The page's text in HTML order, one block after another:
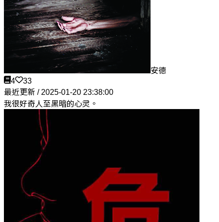
安德
4
33
最近更新 / 2025-01-20 23:38:00
我很好奇人至黑暗的心灵。